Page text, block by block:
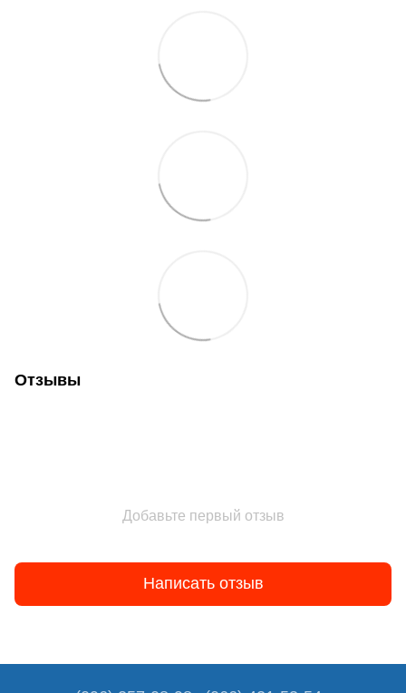
Отзывы
Добавьте первый отзыв
Написать отзыв